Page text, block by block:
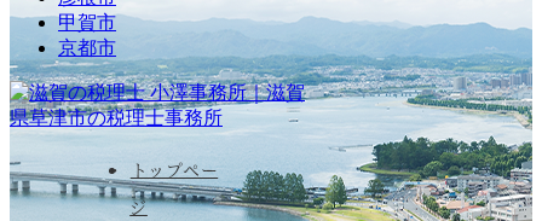
甲賀市
京都市
トップペー
ジ